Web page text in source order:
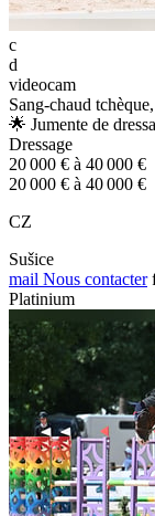
c
d
videocam
Sang-chaud
🌟 Jumente de
Dressage
20 000 € à 40 000 €
20 000 € à 40 000 €
CZ
Sušice
mail Nous contacter
Platinium